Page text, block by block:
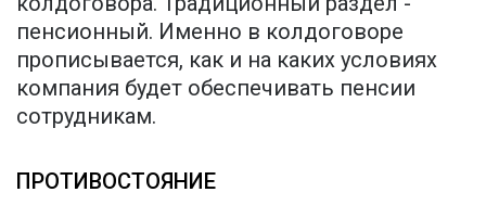
пенсионный. Именно в колдоговоре
прописывается, как и на каких условиях
компания будет обеспечивать пенсии
сотрудникам.
ПРОТИВОСТОЯНИЕ